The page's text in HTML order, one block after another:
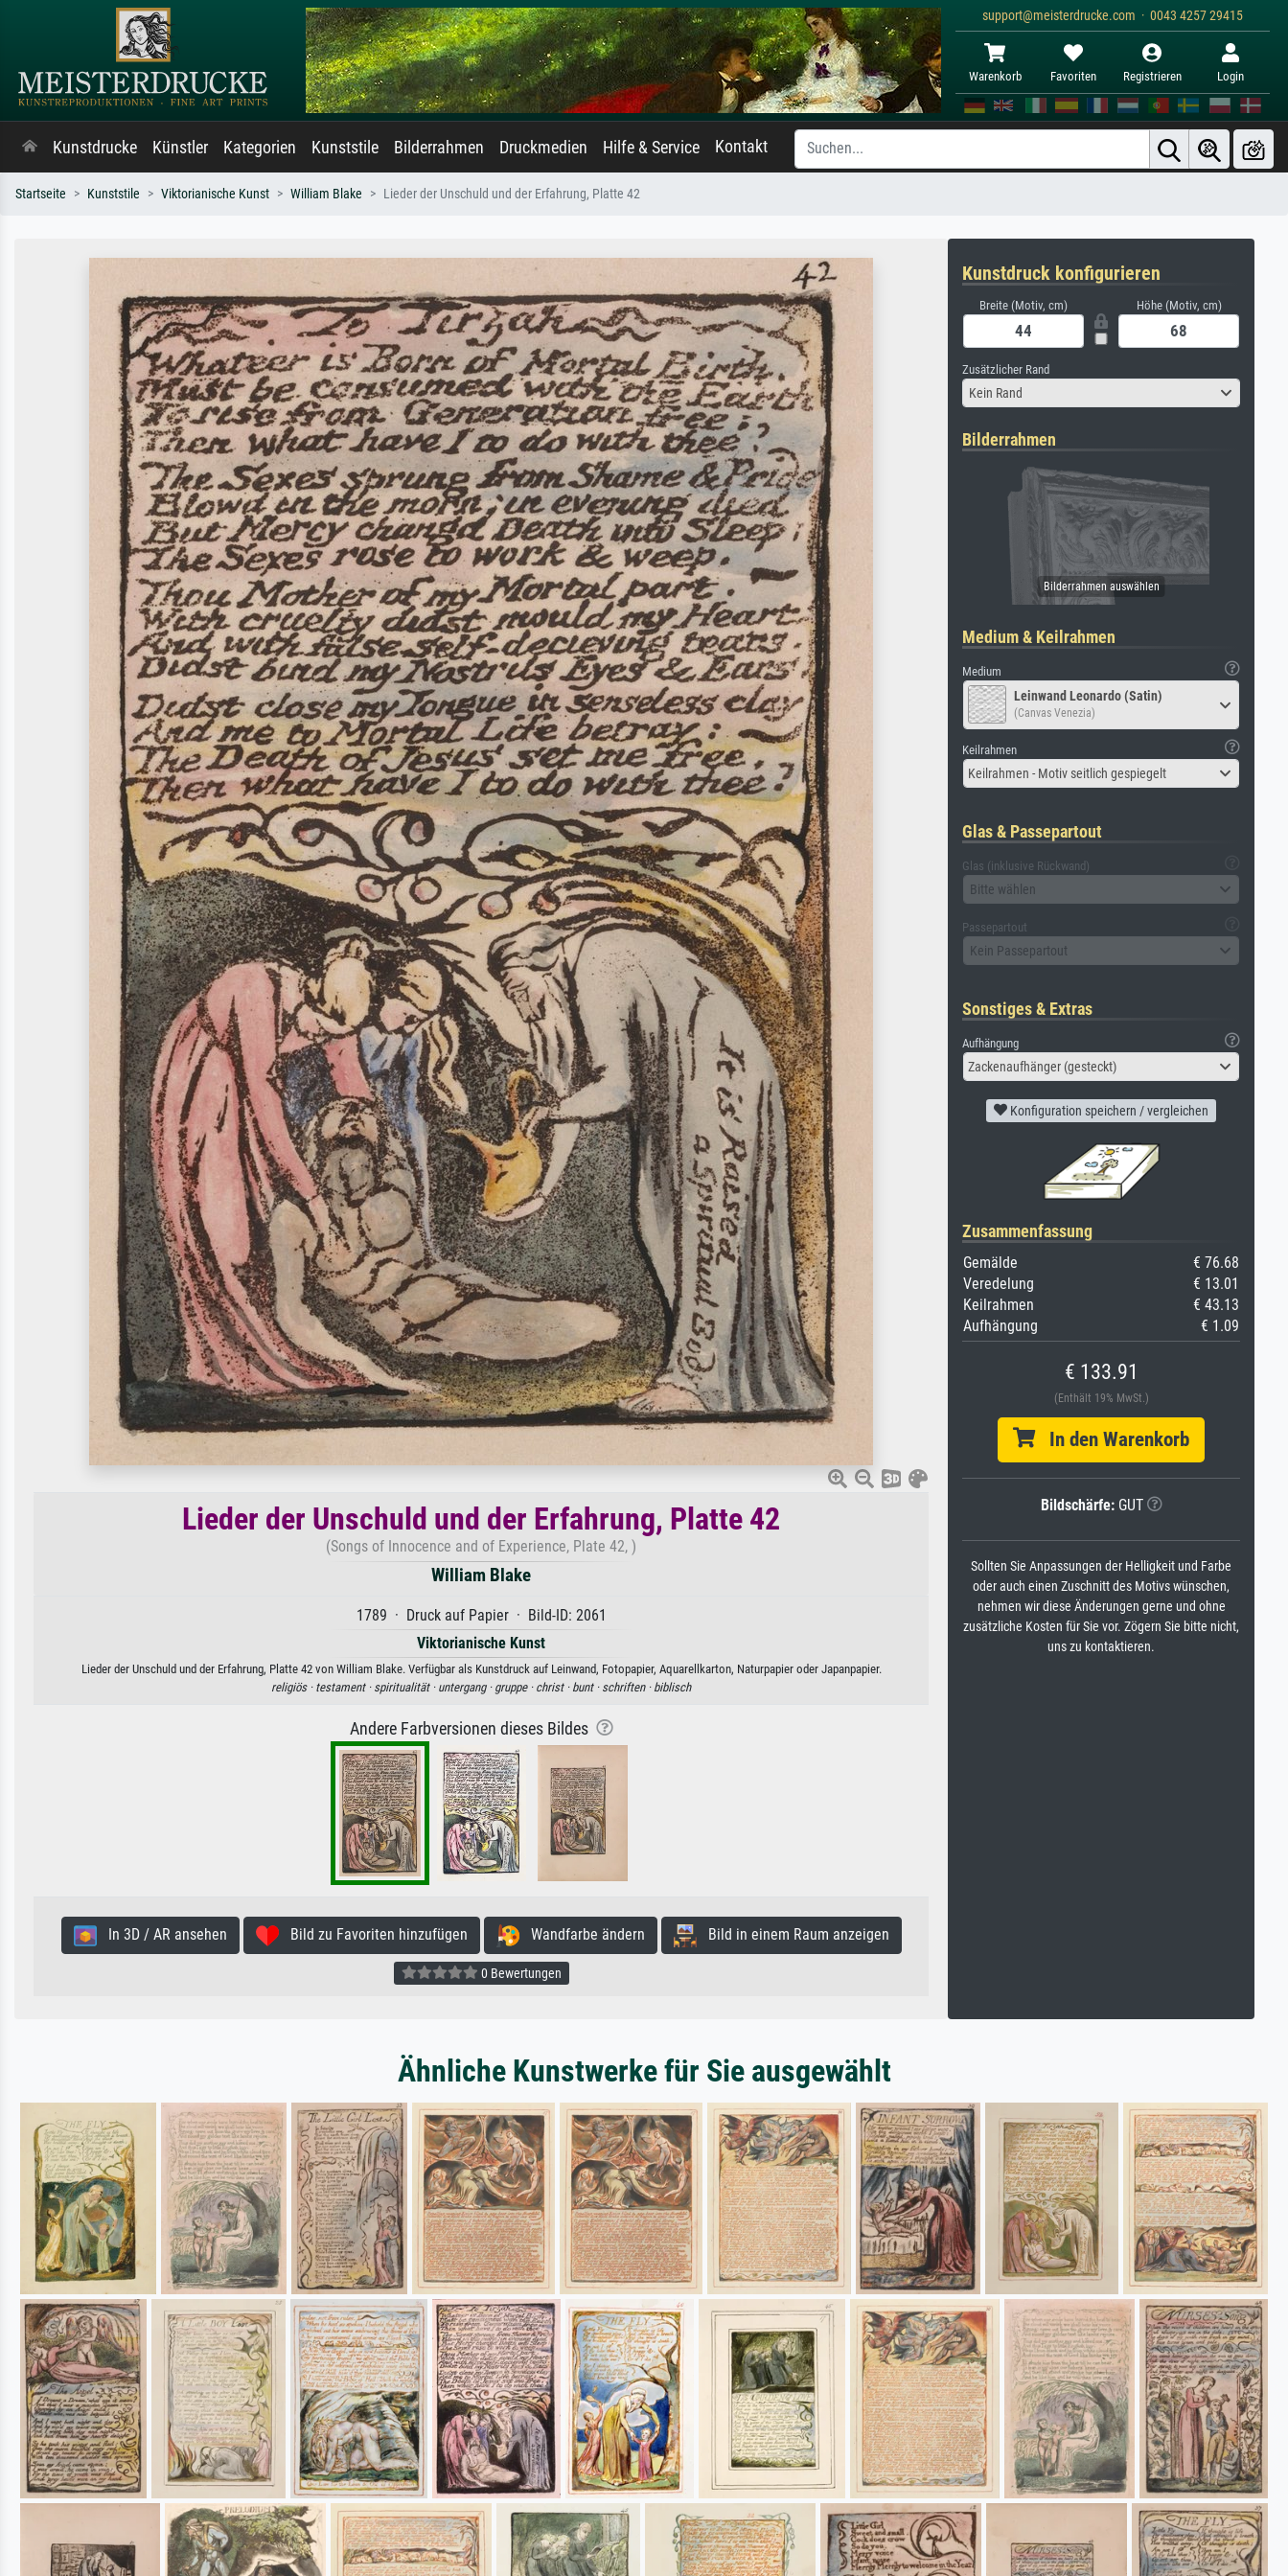
support@meisterdrucke.com · 0043 4257 29415
Warenkorb Favoriten Registrieren Login
Kunstdrucke Künstler Kategorien Kunststile Bilderrahmen Druckmedien Hilfe & Service Kontakt
Startseite Kunststile Viktorianische Kunst William Blake Lieder der Unschuld und der Erfahrung, Platte 42
Lieder der Unschuld und der Erfahrung, Platte 42
(Songs of Innocence and of Experience, Plate 42, )
William Blake
1789 · Druck auf Papier · Bild-ID: 2061
Viktorianische Kunst
Lieder der Unschuld und der Erfahrung, Platte 42 von William Blake. Verfügbar als Kunstdruck auf Leinwand, Fotopapier, Aquarellkarton, Naturpapier oder Japanpapier.
religiös · testament · spiritualität · untergang · gruppe · christ · bunt · schriften · biblisch
Andere Farbversionen dieses Bildes
In 3D / AR ansehen Bild zu Favoriten hinzufügen Wandfarbe ändern Bild in einem Raum anzeigen
0 Bewertungen
Kunstdruck konfigurieren
Breite (Motiv, cm) Höhe (Motiv, cm)
Zusätzlicher Rand
Kein Rand
Bilderrahmen
Medium & Keilrahmen
Medium
Leinwand Leonardo (Satin)
(Canvas Venezia)
Keilrahmen
Keilrahmen - Motiv seitlich gespiegelt
Glas & Passepartout
Glas (inklusive Rückwand)
Bitte wählen
Passepartout
Kein Passepartout
Sonstiges & Extras
Aufhängung
Zackenaufhänger (gesteckt)
Konfiguration speichern / vergleichen
Zusammenfassung
Gemälde
€ 76.68
Veredelung
€ 13.01
Keilrahmen
€ 43.13
Aufhängung
€ 1.09
€ 133.91
(Enthält 19% MwSt.)
In den Warenkorb
Bildschärfe:GUT
Sollten Sie Anpassungen der Helligkeit und Farbe
oder auch einen Zuschnitt des Motivs wünschen,
nehmen wir diese Änderungen gerne und ohne
zusätzliche Kosten für Sie vor. Zögern Sie bitte nicht,
uns zu kontaktieren.
Ähnliche Kunstwerke für Sie ausgewählt